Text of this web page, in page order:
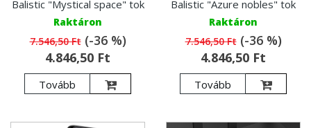
Balistic "Mystical space" tok
Raktáron
7.546,50 Ft(-36 %)
4.846,50 Ft
Tovább
Balistic "Azure nobles" tok
Raktáron
7.546,50 Ft(-36 %)
4.846,50 Ft
Tovább